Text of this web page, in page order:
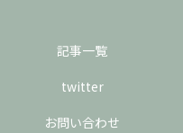
記事一覧
twitter
お問い合わせ